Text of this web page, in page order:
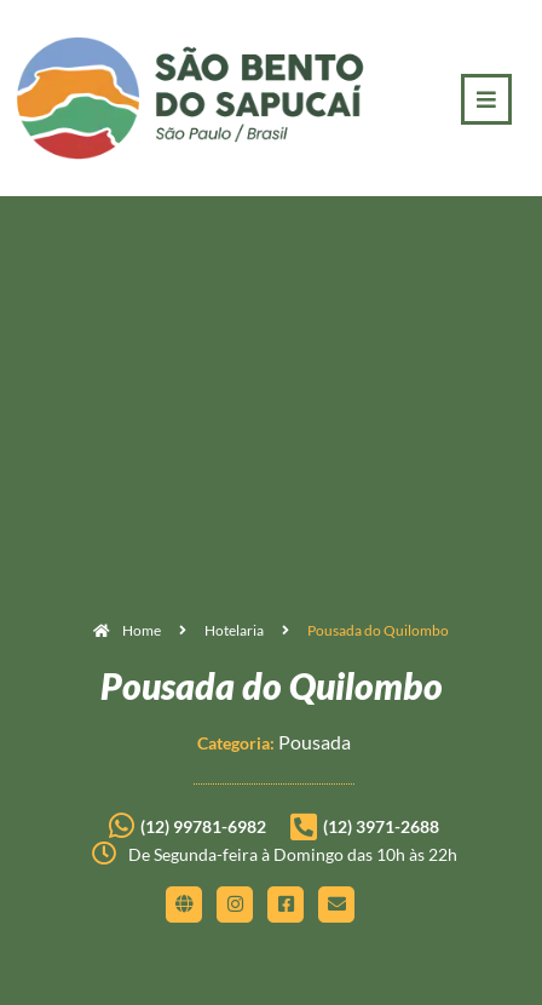
Home Hotelaria Pousada do Quilombo
Pousada do Quilombo
Categoria: Pousada
(12) 99781-6982
(12) 3971-2688
De Segunda-feira à Domingo das 10h às 22h